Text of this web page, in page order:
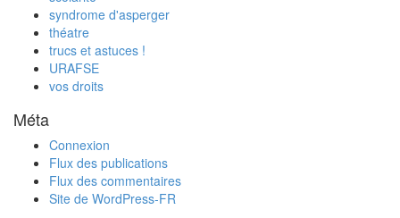
syndrome d'asperger
théatre
trucs et astuces !
URAFSE
vos droits
Méta
Connexion
Flux des publications
Flux des commentaires
Site de WordPress-FR